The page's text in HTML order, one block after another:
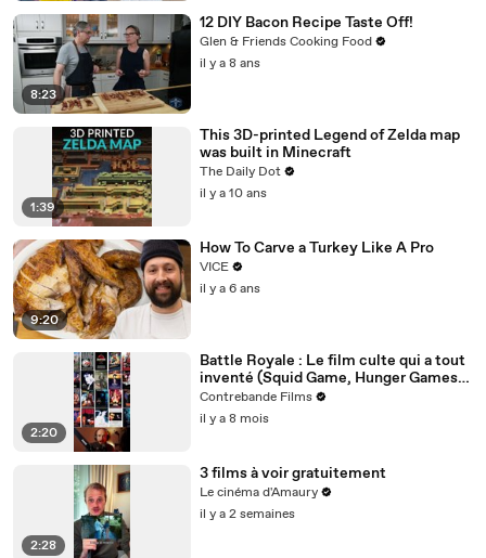
8:23
12 DIY Bacon Recipe Taste Off!
Glen & Friends Cooking Food
il y a 8 ans
1:39
This 3D-printed Legend of Zelda map
was built in Minecraft
The Daily Dot
il y a 10 ans
9:20
How To Carve a Turkey Like A Pro
VICE
il y a 6 ans
2:20
Battle Royale : Le film culte qui a tout
inventé (Squid Game, Hunger Games,
Fortnite)
Contrebande Films
il y a 8 mois
2:28
3 films à voir gratuitement
Le cinéma d'Amaury
il y a 2 semaines